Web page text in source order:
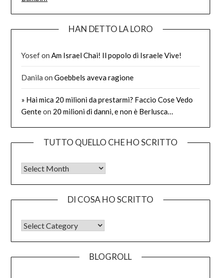
HAN DETTO LA LORO
YosefonAm Israel Chai! Il popolo di Israele Vive!
Danila onGoebbels aveva ragione
» Hai mica 20 milioni da prestarmi? Faccio Cose Vedo
Genteon 20 milioni di danni, e non è Berlusca…
TUTTO QUELLO CHE HO SCRITTO
Tutto quello che ho scritto
DI COSA HO SCRITTO
DI COSA HO SCRITTO
BLOGROLL